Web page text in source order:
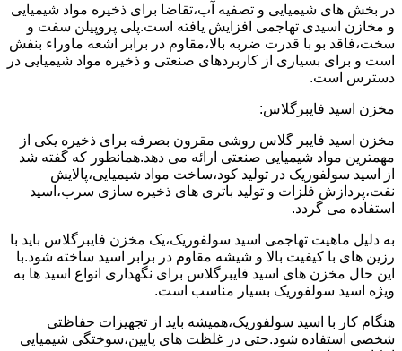
در بخش های شیمیایی و تصفیه آب،تقاضا برای ذخیره مواد شیمیایی
و مخازن اسیدی تهاجمی افزایش یافته است.پلی پروپیلن سفت و
سخت،فاقد بو با قدرت ضربه بالا،مقاوم در برابر اشعه ماوراء بنفش
است و برای بسیاری از کاربردهای صنعتی و ذخیره مواد شیمیایی در
دسترس است.
مخزن اسید فایبرگلاس:
مخزن اسید فایبر گلاس روشی مقرون بصرفه برای ذخیره یکی از
مهمترین مواد شیمیایی صنعتی ارائه می دهد.همانطور که گفته شد
از اسید سولفوریک در تولید کود،ساخت مواد شیمیایی،پالایش
نفت،پردازش فلزات و تولید باتری های ذخیره سازی سرب،اسید
استفاده می گردد.
به دلیل ماهیت تهاجمی اسید سولفوریک،یک مخزن فایبرگلاس باید با
رزین های با کیفیت بالا و شیشه مقاوم در برابر اسید ساخته شود.با
این حال مخزن های اسید فایبرگلاس برای نگهداری انواع اسید ها به
ویژه اسید سولفوریک بسیار مناسب است.
هنگام کار با اسید سولفوریک،همیشه باید از تجهیزات حفاظتی
شخصی استفاده شود.حتی در غلظت های پایین،سوختگی شیمیایی